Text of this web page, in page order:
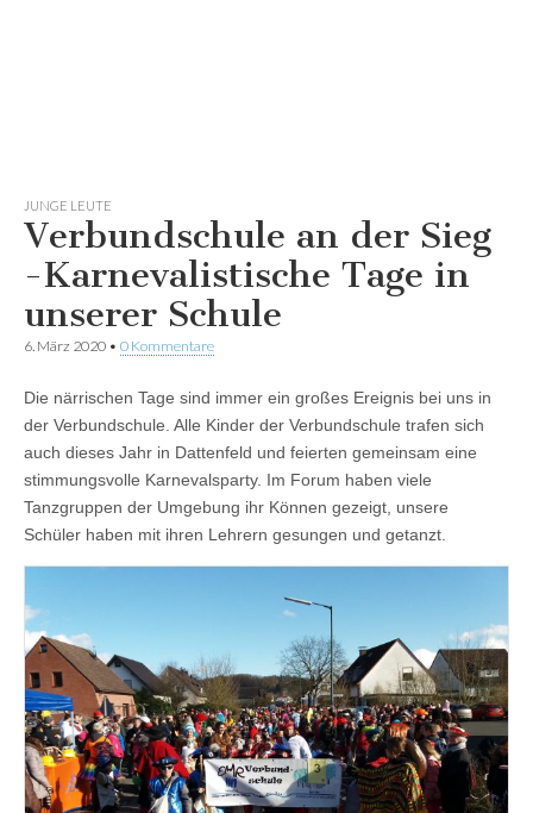
JUNGE LEUTE
Verbundschule an der Sieg
-Karnevalistische Tage in
unserer Schule
6. März 2020 • 0 Kommentare
Die närrischen Tage sind immer ein großes Ereignis bei uns in
der Verbundschule. Alle Kinder der Verbundschule trafen sich
auch dieses Jahr in Dattenfeld und feierten gemeinsam eine
stimmungsvolle Karnevalsparty. Im Forum haben viele
Tanzgruppen der Umgebung ihr Können gezeigt, unsere
Schüler haben mit ihren Lehrern gesungen und getanzt.